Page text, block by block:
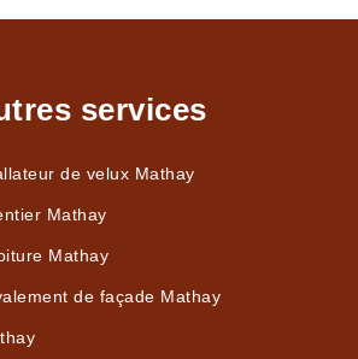
services
de velux Mathay
Mathay
Mathay
de façade Mathay